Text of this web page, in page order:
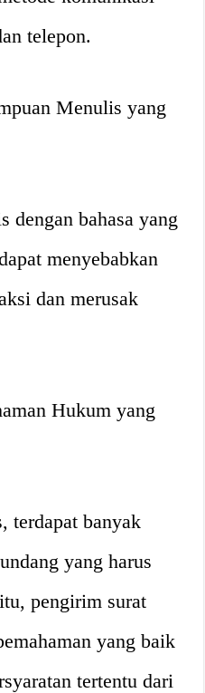
telepon.
Menulis yang
dengan bahasa yang
menyebabkan
dan merusak
Hukum yang
terdapat banyak
yang harus
pengirim surat
yang baik
tertentu dari